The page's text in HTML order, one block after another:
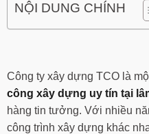
NỘI DUNG CHÍNH
Công ty xây dựng TCO là
công xây dựng uy tín tại
hàng tin tưởng. Với nhiều
công trình xây dựng khác